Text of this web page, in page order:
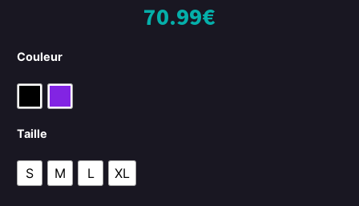
70.99€
Couleur
Taille
S M L XL